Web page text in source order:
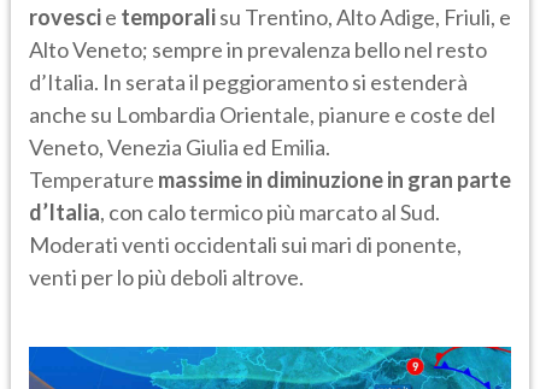
rovescie temporalisu Trentino, Alto Adige, Friuli, e
Alto Veneto; sempre in prevalenza bello nel resto
d’Italia. In serata il peggioramento si estenderà
anche su Lombardia Orientale, pianure e coste del
Veneto, Venezia Giulia ed Emilia.
Temperature massime in diminuzione in gran parte
d’Italia, con calo termico più marcato al Sud.
Moderati venti occidentali sui mari di ponente,
venti per lo più deboli altrove.